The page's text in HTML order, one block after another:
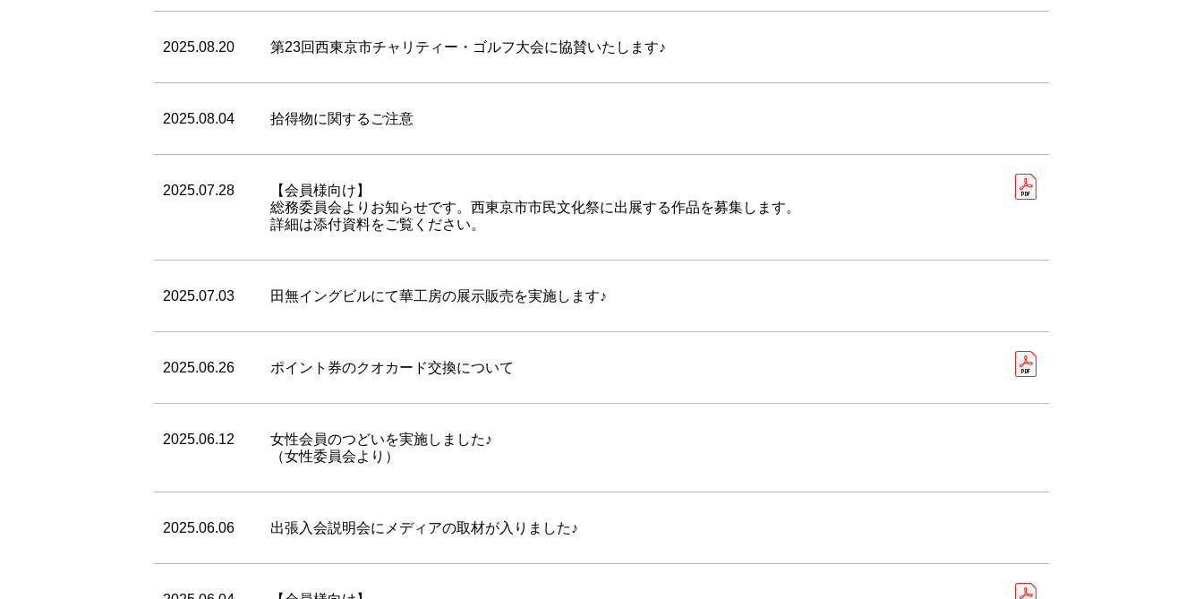
2025.08.20 第23回西東京市チャリティー・ゴルフ大会に協賛いたします♪
2025.08.04 拾得物に関するご注意
2025.07.28
【会員様向け】
総務委員会よりお知らせです。西東京市市民文化祭に出展する作品を募集します。
詳細は添付資料をご覧ください。
2025.07.03 田無イングビルにて華工房の展示販売を実施します♪
2025.06.26 ポイント券のクオカード交換について
2025.06.12
女性会員のつどいを実施しました♪
（女性委員会より）
2025.06.06 出張入会説明会にメディアの取材が入りました♪